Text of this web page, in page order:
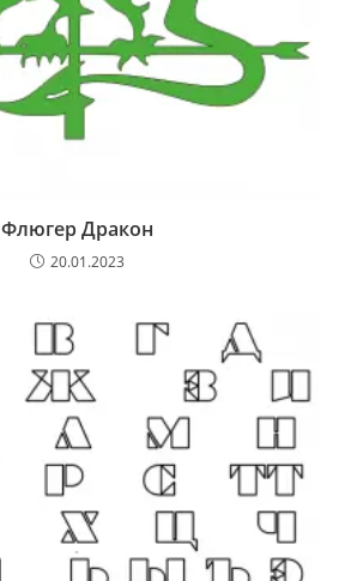
Флюгер Дракон
20.01.2023